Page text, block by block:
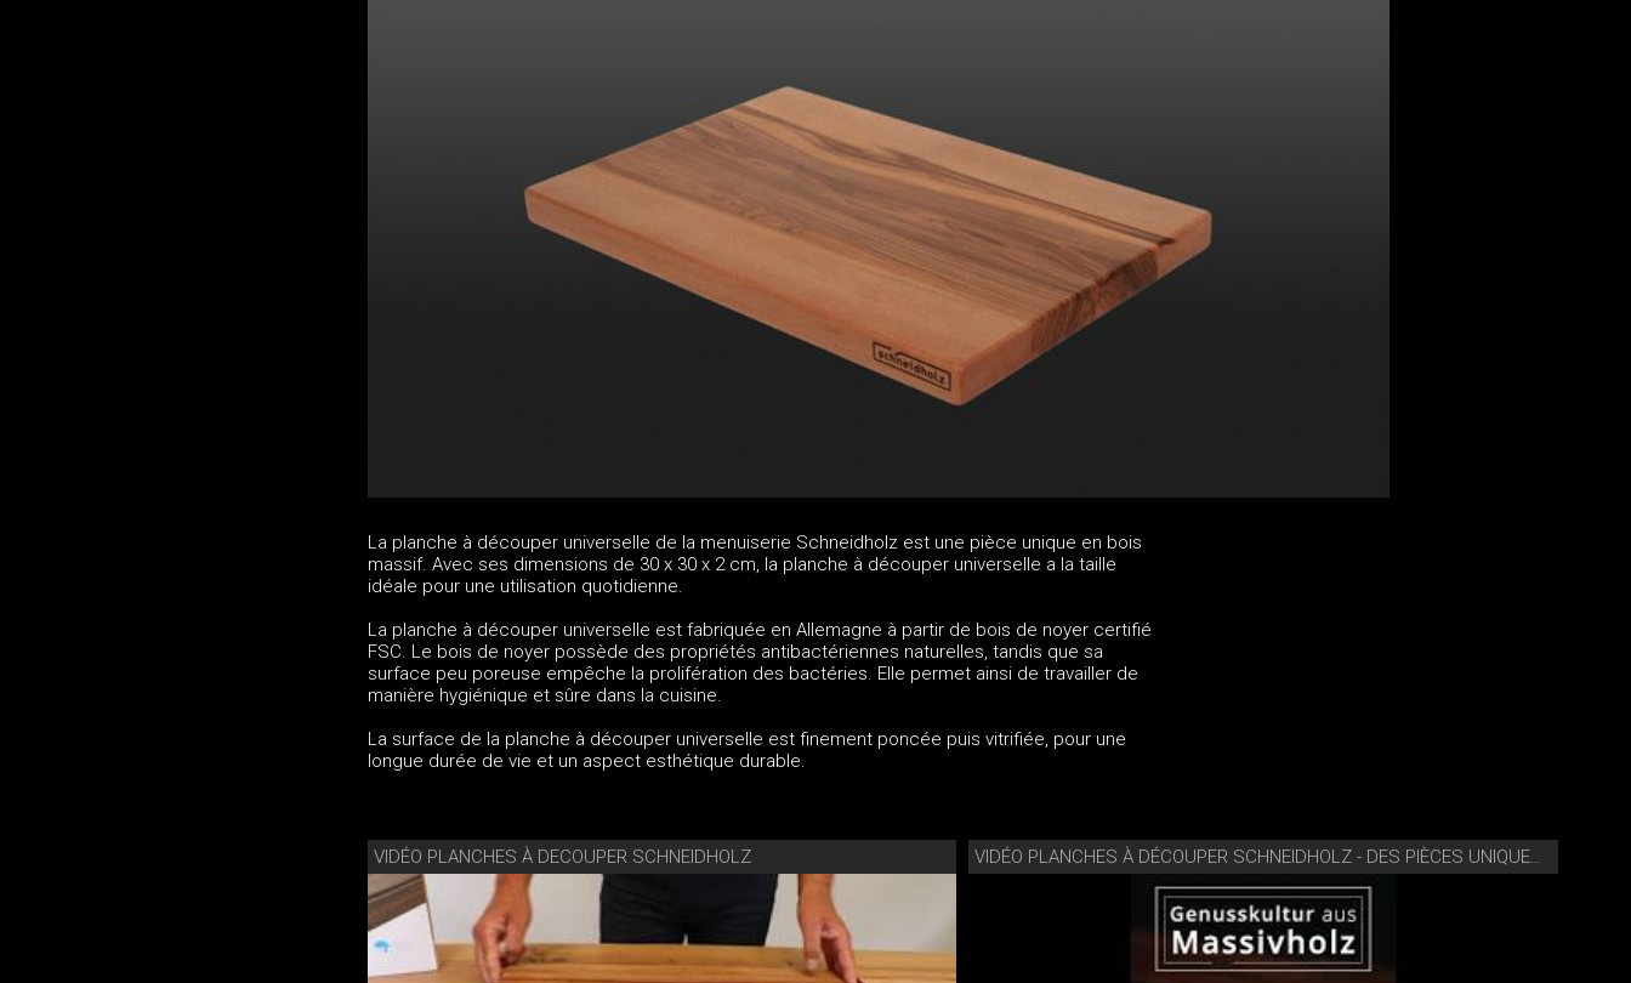
La planche à découper universelle de la menuiserie Schneidholz est une pièce unique en bois
massif. Avec ses dimensions de 30 x 30 x 2 cm, la planche à découper universelle a la taille
idéale pour une utilisation quotidienne.
La planche à découper universelle est fabriquée en Allemagne à partir de bois de noyer certifié
FSC. Le bois de noyer possède des propriétés antibactériennes naturelles, tandis que sa
surface peu poreuse empêche la prolifération des bactéries. Elle permet ainsi de travailler de
manière hygiénique et sûre dans la cuisine.
La surface de la planche à découper universelle est finement poncée puis vitrifiée, pour une
longue durée de vie et un aspect esthétique durable.
VIDÉO PLANCHES À DECOUPER SCHNEIDHOLZ